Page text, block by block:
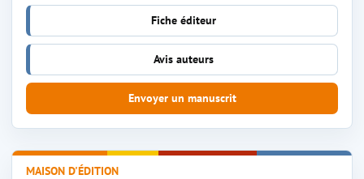
MAISON D'ÉDITION
Fiche éditeur
Avis auteurs
Envoyer un manuscrit